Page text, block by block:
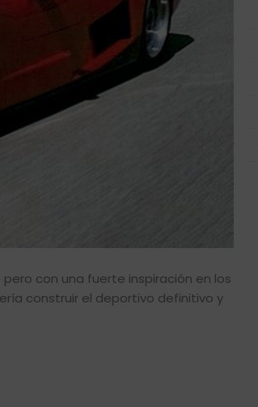
con una fuerte inspiración en los
construir el deportivo definitivo y